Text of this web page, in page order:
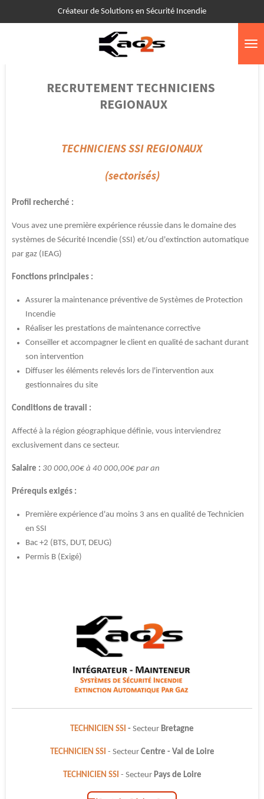
au
Créateur de Solutions en Sécurité Incendie
RECRUTEMENT TECHNICIENS
REGIONAUX
TECHNICIENS SSIREGIONAUX
(sectorisés)
Profil recherché :
Vous avez une première expérience réussie dans le domaine des
systèmes de Sécurité Incendie (SSI) et/ou d'extinction automatique
par gaz (IEAG)
Fonctions principales :
Assurer la maintenance préventive de Systèmes de Protection
Incendie
Réaliser les prestations de maintenance corrective
Conseiller et accompagner le client en qualité de sachant durant
son intervention
Diffuser les éléments relevés lors de l'intervention aux
gestionnaires du site
Conditions de travail :
Affecté à la région géographique définie, vous interviendrez
exclusivement dans ce secteur.
Salaire : 30 000,00€ à 40 000,00€ par an
Prérequis exigés :
Première expérience d'au moins 3 ans en qualité de Technicien
en SSI
Bac +2 (BTS, DUT, DEUG)
Permis B (Exigé)
TECHNICIEN SSI - Secteur Bretagne
TECHNICIEN SSI - Secteur Centre - Val de Loire
TECHNICIEN SSI - Secteur Pays de Loire